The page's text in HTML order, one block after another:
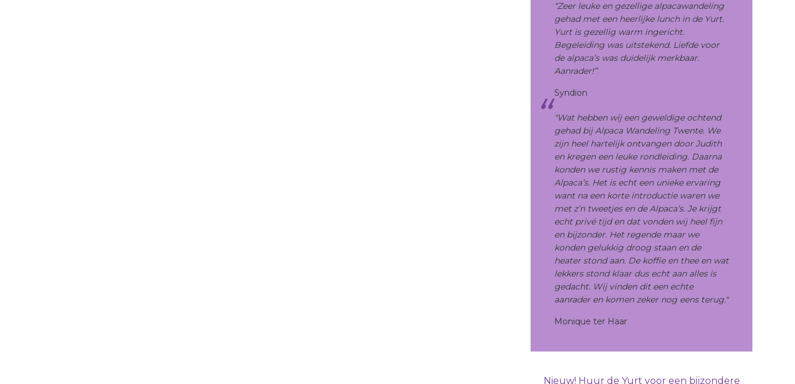
“Zeer leuke en gezellige alpacawandeling
gehad met een heerlijke lunch in de Yurt.
Yurt is gezellig warm ingericht.
Begeleiding was uitstekend. Liefde voor
de alpaca’s was duidelijk merkbaar.
Aanrader!”
Syndion
"Wat hebben wij een geweldige ochtend
gehad bij Alpaca Wandeling Twente. We
zijn heel hartelijk ontvangen door Judith
en kregen een leuke rondleiding. Daarna
konden we rustig kennis maken met de
Alpaca’s. Het is echt een unieke ervaring
want na een korte introductie waren we
met z’n tweetjes en de Alpaca’s. Je krijgt
echt privé tijd en dat vonden wij heel fijn
en bijzonder. Het regende maar we
konden gelukkig droog staan en de
heater stond aan. De koffie en thee en wat
lekkers stond klaar dus echt aan alles is
gedacht. Wij vinden dit een echte
aanrader en komen zeker nog eens terug."
Monique ter Haar
Nieuw! Huur de Yurt voor een bijzondere